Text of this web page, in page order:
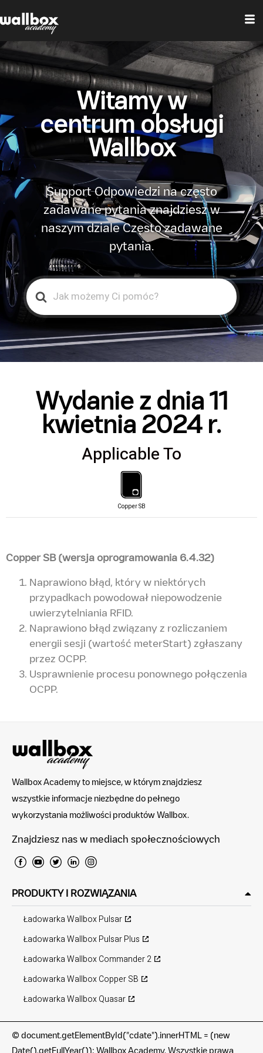
Witamy w
centrum obsługi
Wallbox
Support Odpowiedzi na często
zadawane pytania znajdziesz w
naszym dziale Często zadawane
pytania.
Search
For
Wydanie z dnia 11
kwietnia 2024 r.
Applicable To
Copper SB
Copper SB (wersja oprogramowania 6.4.32)
Naprawiono błąd, który w niektórych
przypadkach powodował niepowodzenie
uwierzytelniania RFID.
Naprawiono błąd związany z rozliczaniem
energii sesji (wartość meterStart) zgłaszany
przez OCPP.
Usprawnienie procesu ponownego połączenia
OCPP.
Wallbox Academy to miejsce, w którym znajdziesz
wszystkie informacje niezbędne do pełnego
wykorzystania możliwości produktów Wallbox.
Znajdziesz nas w mediach społecznościowych
PRODUKTY I ROZWIĄZANIA
Ładowarka Wallbox Pulsar
Ładowarka Wallbox Pulsar Plus
Ładowarka Wallbox Commander 2
Ładowarka Wallbox Copper SB
Ładowarka Wallbox Quasar
© document.getElementById("cdate").innerHTML = (new
Date().getFullYear()); Wallbox Academy. Wszystkie prawa